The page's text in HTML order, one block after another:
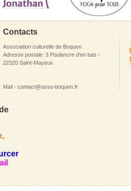
Contacts
Association culturelle de Boquen
Adresse postale: 3 Poulancre d'en bas -
22320 Saint-Mayeux
Mail - contact@asso-boquen.fr